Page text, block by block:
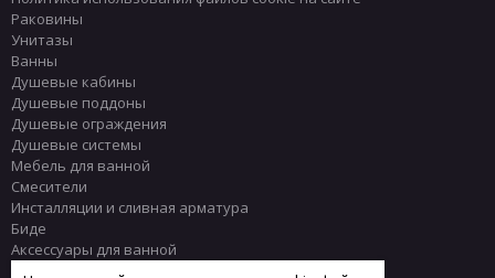
Раковины
Унитазы
Ванны
Душевые кабины
Душевые поддоны
Душевые ограждения
Душевые системы
Мебель для ванной
Смесители
Инсталляции и сливная арматура
Биде
Аксессуары для ванной